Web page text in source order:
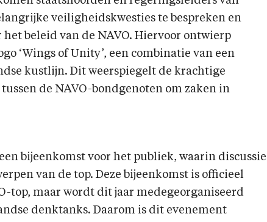
veiligheidskwesties te bespreken en
het beleid van de NAVO. Hiervoor ontwierp
‘Wings of Unity’, een combinatie van een
kustlijn. Dit weerspiegelt de krachtige
de NAVO-bondgenoten om zaken in
bijeenkomst voor het publiek, waarin discussie
van de top. Deze bijeenkomst is officieel
top, maar wordt dit jaar medegeorganiseerd
denktanks. Daarom is dit evenement